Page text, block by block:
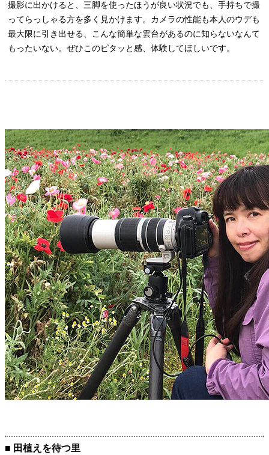
撮影に出かけると、三脚を使ったほうが良い状況でも、手持ちで撮
ってらっしゃる方を多く見かけます。カメラの性能も本人のウデも
最大限に引き出せる、こんな簡単な雲台があるのに知らないなんて
もったいない。ぜひこのピタッと感、体験してほしいです。
■ 田植えを待つ里